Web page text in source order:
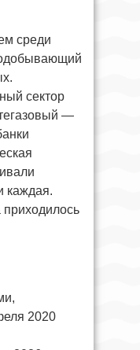
среди
сектор
—
каждая.
приходилось
2020